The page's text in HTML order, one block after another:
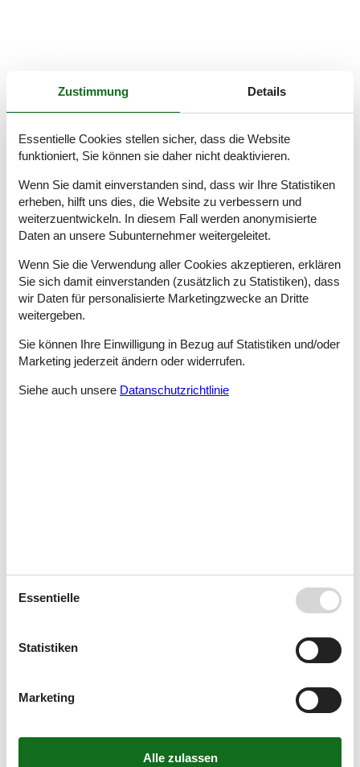
Mieten Sie Ihre Skiausrüstung
günstiger online
Profitieren Sie bei SNOWELL zusätzlich😊
Buchungsschritt: felineski2627 (Werbung)
Mit SNOWELL können Sie Ihre Wintersportausrüstung wie
Skier, Snowboards, Schuhe, Helme, etc. für Ihren
Winterurlaub einfach und bequem online mieten. Bei 600
Skiverleihshops direkt in
über 400 Wintersportorten in
den Alpen steht die gewünschte Ausrüstung zur
Abholung für Sie bereit. Freuen Sie sich schon jetzt auf
eine perfekte Zeit auf der Piste und im Schnee ❄️😊❄️
Castel Guelfo The Style Outlets –
Shopping mit Stil in der Nähe von
Exklusiv für unsere Kunden: 10% zusätzlicher Rabatt
Castel Guelfo The Style Outlets ist ein exklusives Outlet-
Center in der Nähe von Bologna, das über 110 Boutiquen
Zustimmung Details
Essentielle Cookies stellen sicher, dass die Website
funktioniert, Sie können sie daher nicht deaktivieren.
Wenn Sie damit einverstanden sind, dass wir Ihre Statistiken
erheben, hilft uns dies, die Website zu verbessern und
weiterzuentwickeln. In diesem Fall werden anonymisierte
Daten an unsere Subunternehmer weitergeleitet.
Wenn Sie die Verwendung aller Cookies akzeptieren, erklären
Sie sich damit einverstanden (zusätzlich zu Statistiken), dass
wir Daten für personalisierte Marketingzwecke an Dritte
weitergeben.
Sie können Ihre Einwilligung in Bezug auf Statistiken und/oder
Marketing jederzeit ändern oder widerrufen.
Siehe auch unsere Datanschutzrichtlinie
Essentielle
Statistiken
Marketing